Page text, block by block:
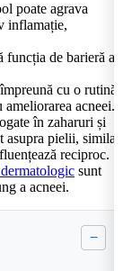
poate agrava
inflamație,
funcția de barieră a
cu o rutină
acneei.
în zaharuri și
pielii, similar
reciproc.
sunt
a acneei.
−